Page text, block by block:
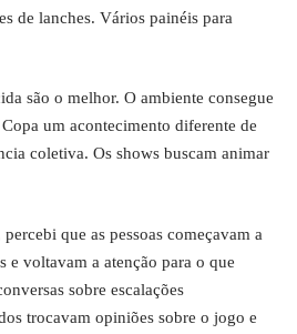
de lanches. Vários painéis para
são o melhor. O ambiente consegue
um acontecimento diferente de
coletiva. Os shows buscam animar
que as pessoas começavam a
e voltavam a atenção para o que
sobre escalações
trocavam opiniões sobre o jogo e